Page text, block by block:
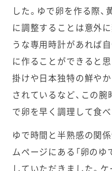
した。ゆで卵を作る際
に調整することは意外
うな専用時計があれば
に作ることができると
掛けや日本独特の鮮や
されているなど、この
で卵を早く調理して食べ
ゆで時間と半熟感の関
ムページにある「卵のゆ